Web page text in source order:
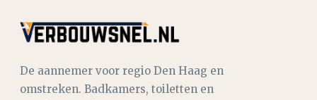
De aannemer voor regio Den Haag en
omstreken. Badkamers, toiletten en